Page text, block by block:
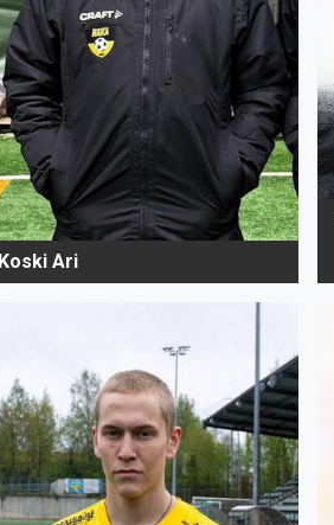
Koski Ari